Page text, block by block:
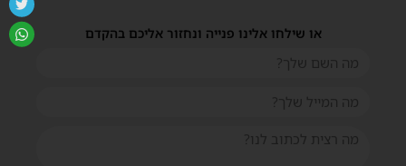
או שילחו אלינו פנייה ונחזור אליכם בהקדם